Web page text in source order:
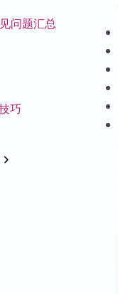
问题汇总
巧